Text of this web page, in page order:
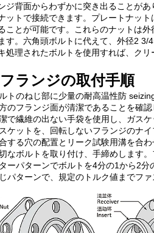
ジ背面からわずかに突き出ることが
ットで接続できます。プレートナッ
ことが可能です。これらのナットは
す。六角頭ボルトに代えて、外径2
処理されたボルトを使用すれば、ク
ランジの取付手順
トのねじ部に少量の耐高温性防
のフランジ面が清潔であることを確
で繊維の出ない手袋を使用し、ガスケ
ケットを、回転しないフランジのナイ
する穴の配置とリーク試験用溝を合わ
なボルトを取り付け、手締めします
ーパターンでボルトを4分の1から2分
パターンで、規定のトルク値までファ